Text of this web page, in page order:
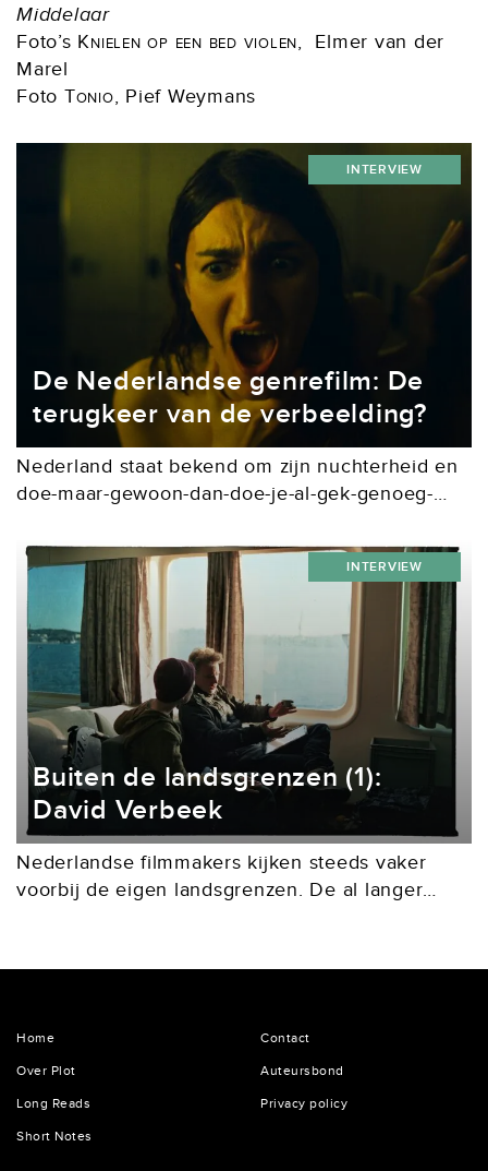
Middelaar
Foto’s Knielen op een bed violen, Elmer van der
Marel
Foto Tonio, Pief Weymans
De Nederlandse genrefilm: De
terugkeer van de verbeelding?
Nederland staat bekend om zijn nuchterheid en
doe-maar-gewoon-dan-doe-je-al-gek-genoeg-
weerspiegeld in de films die we maken, waarin
het realisme de boventoon voert. Daar zijn een
aantal...
INTERVIEW
Buiten de landsgrenzen (1):
David Verbeek
Nederlandse filmmakers kijken steeds vaker
voorbij de eigen landsgrenzen. De al langer
spelende The Wolf, the Fox and the...
INTERVIEW
Home
Over Plot
Long Reads
Short Notes
Contact
Auteursbond
Privacy policy